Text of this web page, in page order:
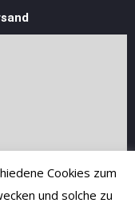
Cookies zum
und solche zu